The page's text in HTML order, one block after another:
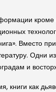
Одни
и
книги как